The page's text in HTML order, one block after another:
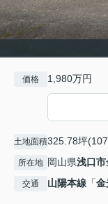
価格 1,980万円
土地面積325.78坪
所在地 岡山県浅口市
交通 山陽本線 「金